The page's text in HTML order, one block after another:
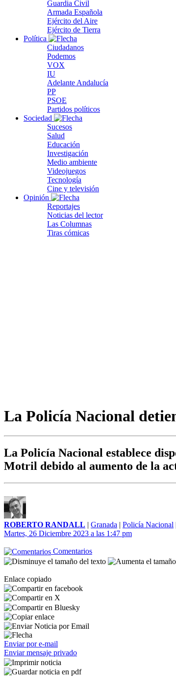
Guardia Civil
Armada Española
Ejército del Aire
Ejército de Tierra
Política
Ciudadanos
Podemos
VOX
IU
Adelante Andalucía
PP
PSOE
Partidos políticos
Sociedad
Sucesos
Salud
Educación
Investigación
Medio ambiente
Videojuegos
Tecnología
Cine y televisión
Opinión
Reportajes
Noticias del lector
Las Columnas
Tiras cómicas
La Policía Nacional
La Policía Nacional establece
Motril debido al aumento de la
ROBERTO RANDALL | Granada | Policía Nacional
Martes, 26 Diciembre 2023 a las 1:47 pm
Comentarios
Enlace copiado
Enviar por e-mail
Enviar mensaje privado